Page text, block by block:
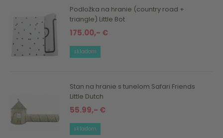
Podložka na hranie (country road +
triangle) Little Bot
175.00,- €
skladom
Stan na hranie s tunelom Safari Friends
Little Dutch
55.99,- €
skladom